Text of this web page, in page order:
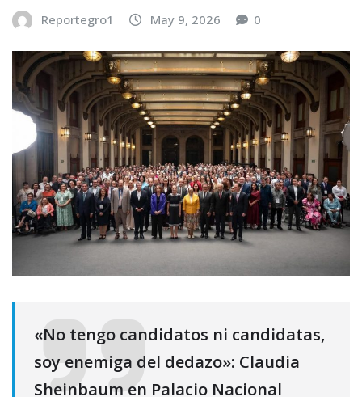
Reportegro1 May 9, 2026 0
«No tengo candidatos ni candidatas,
soy enemiga del dedazo»: Claudia
Sheinbaum en Palacio Nacional